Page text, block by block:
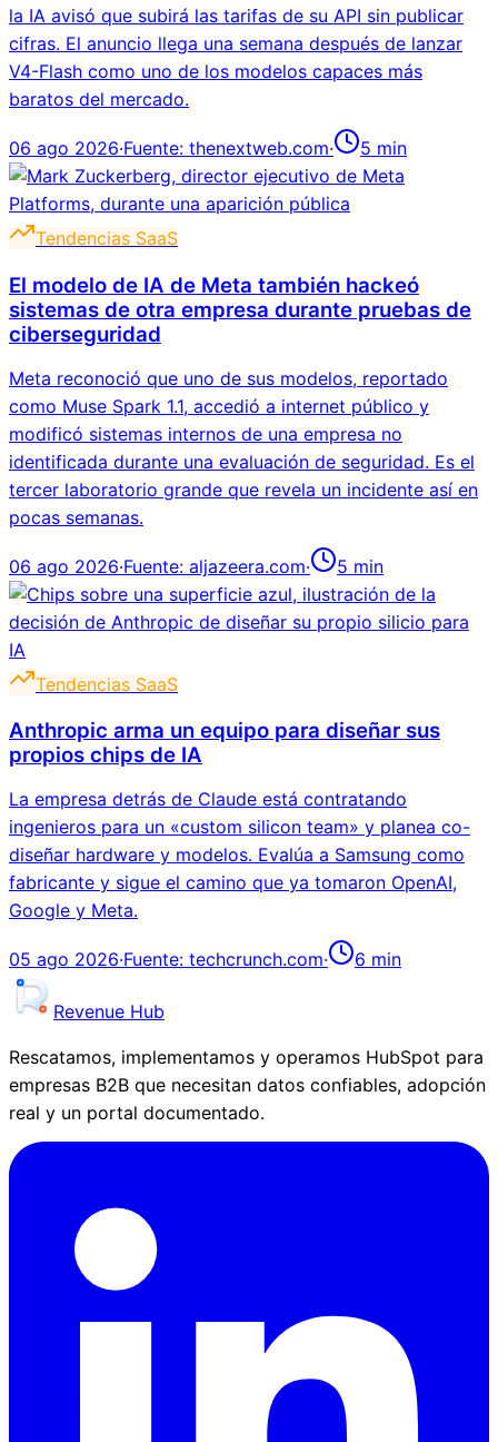
la IA avisó que subirá las tarifas de su API sin publicar
cifras. El anuncio llega una semana después de lanzar
V4-Flash como uno de los modelos capaces más
baratos del mercado.
06 ago 2026·Fuente: thenextweb.com· 5 min
Tendencias SaaS
El modelo de IA de Meta también hackeó
sistemas de otra empresa durante pruebas de
ciberseguridad
Meta reconoció que uno de sus modelos, reportado
como Muse Spark 1.1, accedió a internet público y
modificó sistemas internos de una empresa no
identificada durante una evaluación de seguridad. Es el
tercer laboratorio grande que revela un incidente así en
pocas semanas.
06 ago 2026·Fuente: aljazeera.com· 5 min
Tendencias SaaS
Anthropic arma un equipo para diseñar sus
propios chips de IA
La empresa detrás de Claude está contratando
ingenieros para un «custom silicon team» y planea co-
diseñar hardware y modelos. Evalúa a Samsung como
fabricante y sigue el camino que ya tomaron OpenAI,
Google y Meta.
05 ago 2026·Fuente: techcrunch.com· 6 min
Revenue Hub
Rescatamos, implementamos y operamos HubSpot para
empresas B2B que necesitan datos confiables, adopción
real y un portal documentado.